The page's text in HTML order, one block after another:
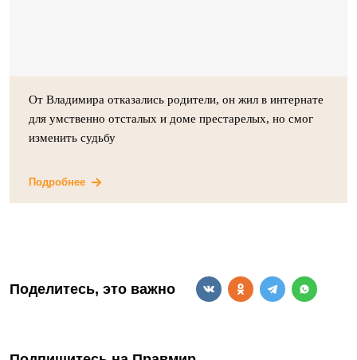
От Владимира отказались родители, он жил в интернате
для умственно отсталых и доме престарелых, но смог
изменить судьбу
Подробнее
Поделитесь, это важно